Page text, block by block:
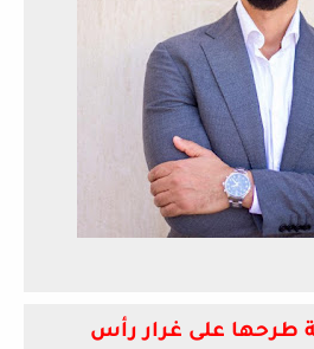
طرحها على غرار رأس